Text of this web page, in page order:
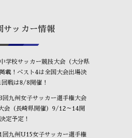
サッカー情報
学校サッカー競技大会（大分県
載！ベスト4は全国大会出場決
戦は8/8開催！
九州女子サッカー選手権大会
会（長崎県開催）9/12～14開
定予定！
九州U15女子サッカー選手権